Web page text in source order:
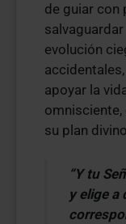
de guiar con
evolución
apoyar la
su plan
“Y tu
y elige a